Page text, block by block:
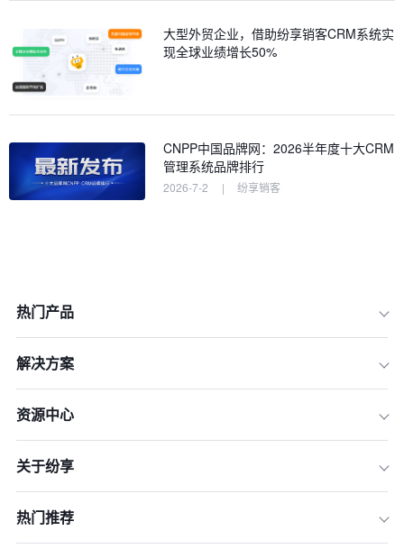
三、行业化PaaS平台：IVD业务流程的
四、价值传导体系：从设备管理到客户
大型外贸企业，借助纷享销客CRM系统实
现全球业绩增长50%
CNPP中国品牌网：2026半年度十大CRM
管理系统品牌排行
2026-7-2 | 纷享销客
热门产品
解决方案
资源中心
关于纷享
热门推荐